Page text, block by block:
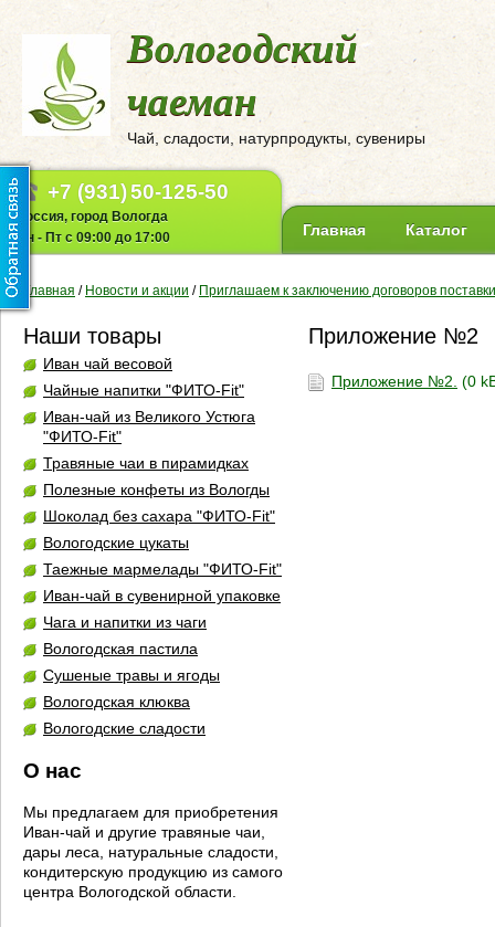
Вологодский
чаеман
Чай, сладости, натурпродукты, сувениры
+7 (931)50-125-50
Россия, город Вологда
Пн - Пт с 09:00 до 17:00
Главная Каталог
Главная / Новости и акции / Приглашаем к заключению договоров
Наши товары
Иван чай весовой
Чайные напитки "ФИТО-Fit"
Иван-чай из Великого Устюга
"ФИТО-Fit"
Травяные чаи в пирамидках
Полезные конфеты из Вологды
Шоколад без сахара "ФИТО-Fit"
Вологодские цукаты
Таежные мармелады "ФИТО-Fit"
Иван-чай в сувенирной упаковке
Чага и напитки из чаги
Вологодская пастила
Сушеные травы и ягоды
Вологодская клюква
Вологодские сладости
О нас
Мы предлагаем для приобретения
Иван-чай и другие травяные чаи,
дары леса, натуральные сладости,
кондитерскую продукцию из самого
центра Вологодской области.
Приложение №2
Приложение №2. (0